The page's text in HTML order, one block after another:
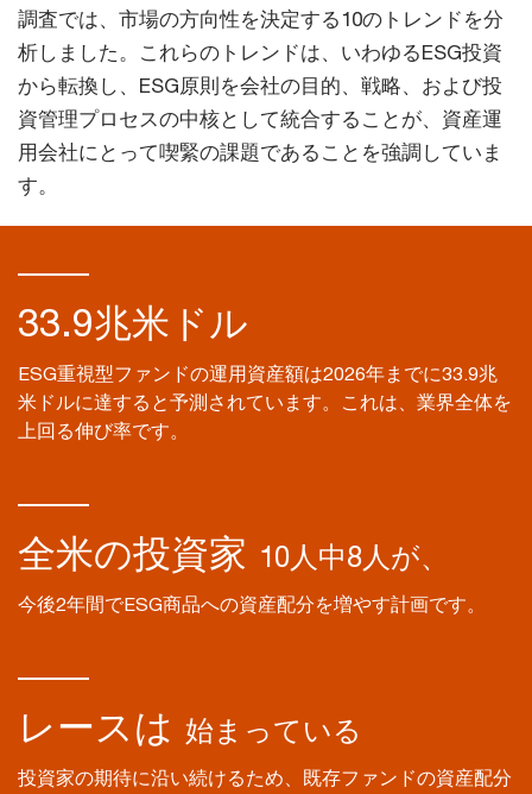
調査では、市場の方向性を決定する10のトレンドを分
析しました。これらのトレンドは、いわゆるESG投資
から転換し、ESG原則を会社の目的、戦略、および投
資管理プロセスの中核として統合することが、資産運
用会社にとって喫緊の課題であることを強調していま
す。
33.9兆米ドル
ESG重視型ファンドの運用資産額は2026年までに33.9兆
米ドルに達すると予測されています。これは、業界全体を
上回る伸び率です。
全米の投資家 10人中8人が、
今後2年間でESG商品への資産配分を増やす計画です。
レースは 始まっている
投資家の期待に沿い続けるため、既存ファンドの資産配分